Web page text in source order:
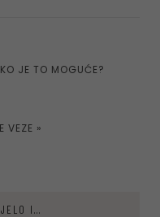
JE TO MOGUĆE?
VEZE »
I...